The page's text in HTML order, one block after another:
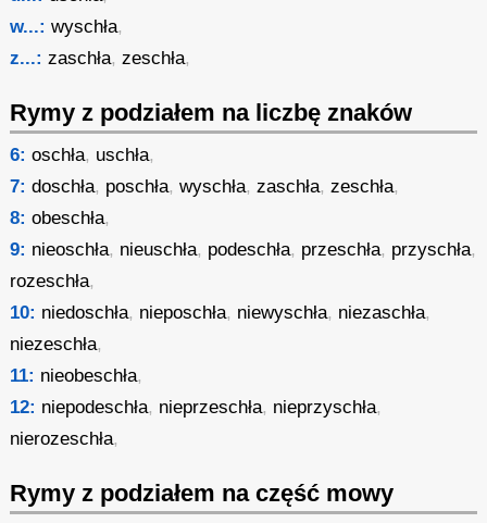
w...: wyschła,
z...: zaschła,zeschła,
Rymy z podziałem na liczbę znaków
6: oschła, uschła,
7: doschła, poschła,wyschła,zaschła,zeschła,
8: obeschła,
9: nieoschła, nieuschła, podeschła, przeschła, przyschła,
rozeschła,
10: niedoschła, nieposchła, niewyschła, niezaschła,
niezeschła,
11: nieobeschła,
12: niepodeschła, nieprzeschła, nieprzyschła,
nierozeschła,
Rymy z podziałem na część mowy